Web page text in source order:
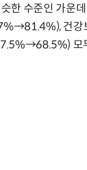
한 수준인 가운
건
모